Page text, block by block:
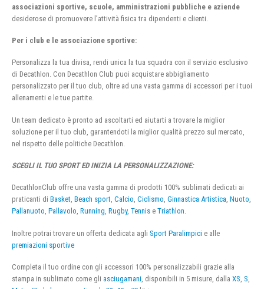
associazioni sportive, scuole, amministrazioni pubbliche e aziende
desiderose di promuovere l’attività fisica tra dipendenti e clienti.
Per i club e le associazione sportive:
Personalizza la tua divisa, rendi unica la tua squadra con il servizio esclusivo
di Decathlon. Con Decathlon Club puoi acquistare abbigliamento
personalizzato per il tuo club, oltre ad una vasta gamma di accessori per i tuoi
allenamenti e le tue partite.
Un team dedicato è pronto ad ascoltarti ed aiutarti a trovare la miglior
soluzione per il tuo club, garantendoti la miglior qualità prezzo sul mercato,
nel rispetto delle politiche Decathlon.
SCEGLI IL TUO SPORT ED INIZIA LA PERSONALIZZAZIONE:
DecathlonClub offre una vasta gamma di prodotti 100% sublimati dedicati ai
praticanti di Basket, Beach sport, Calcio, Ciclismo, Ginnastica Artistica, Nuoto,
Pallanuoto, Pallavolo, Running, Rugby, Tennis e Triathlon.
Inoltre potrai trovare un offerta dedicata agli Sport Paralimpici e alle
premiazioni sportive
Completa il tuo ordine con gli accessori 100% personalizzabili grazie alla
stampa in sublimato come gli asciugamani , disponibili in 5 misure, dalla XS S